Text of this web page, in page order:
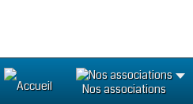
Nos associations